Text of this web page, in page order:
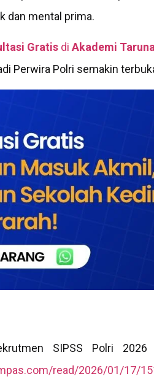
dan mental prima.
Gratisdi Akademi
Perwira Polri semakin
SIPSS Polri
read/2026/01/17/